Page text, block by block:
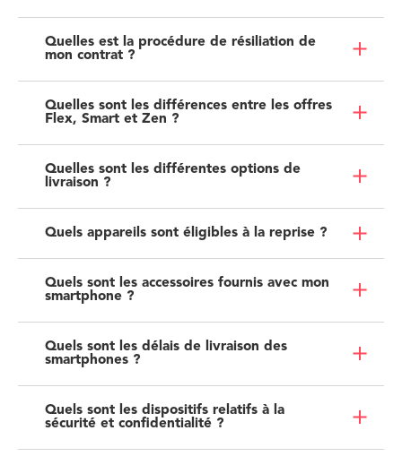
Quelles est la procédure de résiliation de
mon contrat ?
Quelles sont les différences entre les offres
Flex, Smart et Zen ?
Quelles sont les différentes options de
livraison ?
Quels appareils sont éligibles à la reprise ?
Quels sont les accessoires fournis avec mon
smartphone ?
Quels sont les délais de livraison des
smartphones ?
Quels sont les dispositifs relatifs à la
sécurité et confidentialité ?